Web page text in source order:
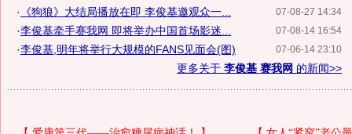
07-08-27 14:34
· 《狗狼》大结局播放在即 李俊基邀观众一...
07-08-14 16:54
·李俊基牵手赛我网 即将举办中国首场影迷...
07-06-14 23:10
·李俊基,明年将举行大规模的FANS见面会(图)
更多关于 李俊基 赛我网 的新闻>>